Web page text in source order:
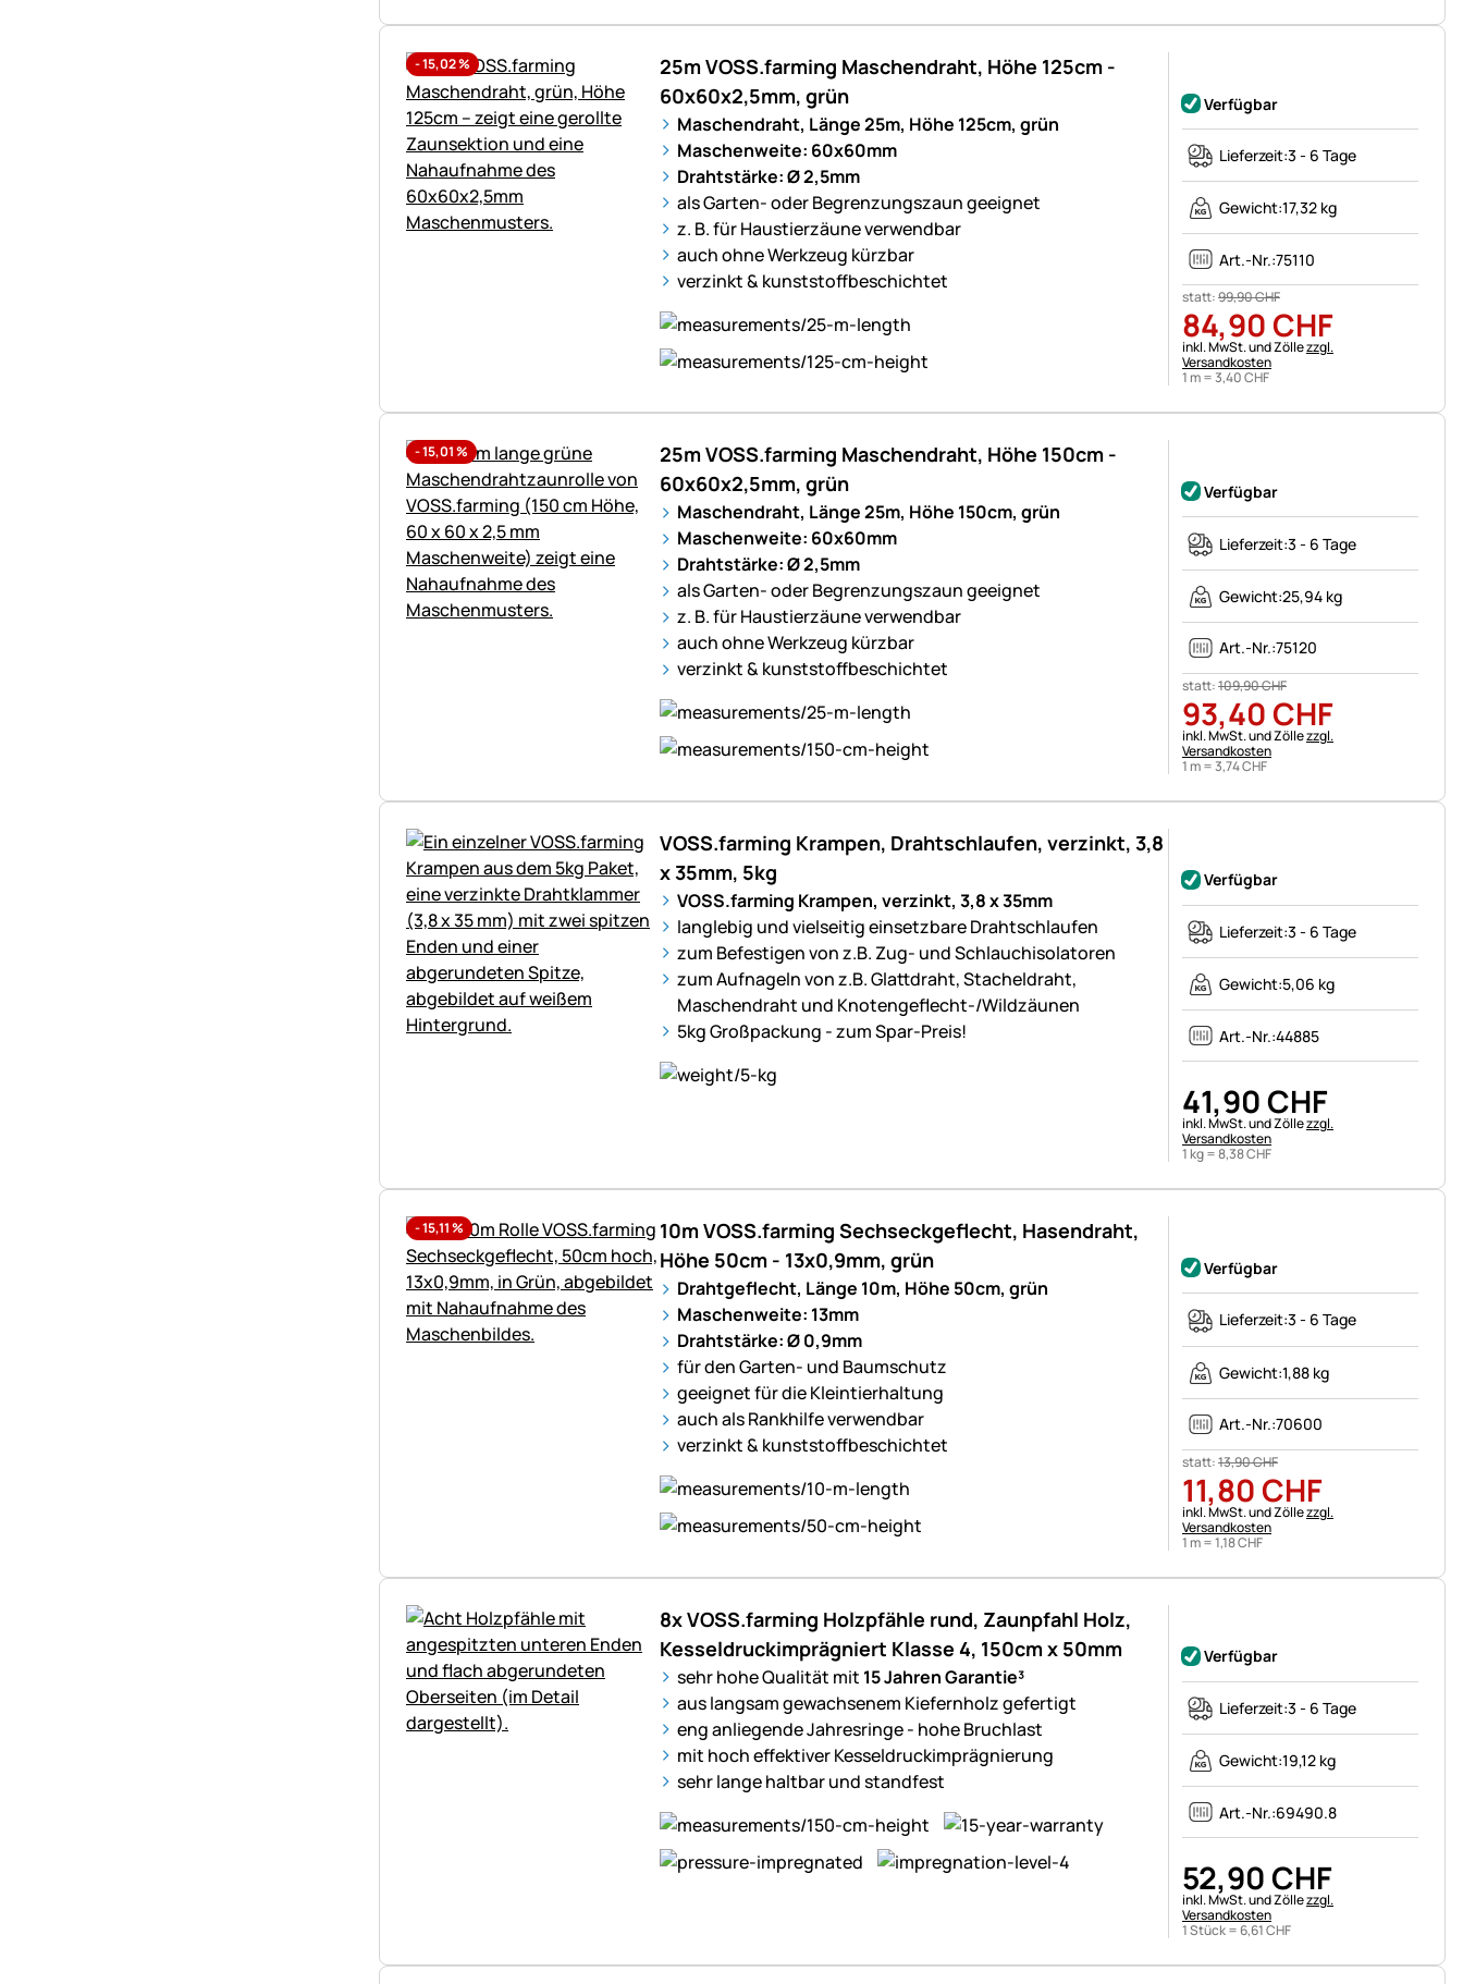
-15,02%
25m VOSS.farming Maschendraht, Höhe 125cm -
60x60x2,5mm, grün
Maschendraht, Länge 25m, Höhe 125cm, grün
Maschenweite: 60x60mm
Drahtstärke: Ø 2,5mm
als Garten- oder Begrenzungszaun geeignet
z. B. für Haustierzäune verwendbar
auch ohne Werkzeug kürzbar
verzinkt & kunststoffbeschichtet
Verfügbar
Lieferzeit:3 - 6 Tage
Gewicht:17,32 kg
Art.-Nr.:75110
statt:99,90CHF
84,90CHF
Steuerhinweis:
inkl. MwSt. und Zöllezzgl.
Versandkosten
1 m =3,40CHF
-15,01%
25m VOSS.farming Maschendraht, Höhe 150cm -
60x60x2,5mm, grün
Maschendraht, Länge 25m, Höhe 150cm, grün
Maschenweite: 60x60mm
Drahtstärke: Ø 2,5mm
als Garten- oder Begrenzungszaun geeignet
z. B. für Haustierzäune verwendbar
auch ohne Werkzeug kürzbar
verzinkt & kunststoffbeschichtet
Verfügbar
Lieferzeit:3 - 6 Tage
Gewicht:25,94 kg
Art.-Nr.:75120
statt:109,90CHF
93,40CHF
Steuerhinweis:
inkl. MwSt. und Zöllezzgl.
Versandkosten
1 m =3,74CHF
VOSS.farming Krampen, Drahtschlaufen, verzinkt, 3,8
x 35mm, 5kg
VOSS.farming Krampen, verzinkt, 3,8 x 35mm
langlebig und vielseitig einsetzbare Drahtschlaufen
zum Befestigen von z.B. Zug- und Schlauchisolatoren
zum Aufnageln von z.B. Glattdraht, Stacheldraht,
Maschendraht und Knotengeflecht-/Wildzäunen
5kg Großpackung - zum Spar-Preis!
Verfügbar
Lieferzeit:3 - 6 Tage
Gewicht:5,06 kg
Art.-Nr.:44885
41,90CHF
Steuerhinweis:
inkl. MwSt. und Zöllezzgl.
Versandkosten
1 kg =8,38CHF
-15,11%
10m VOSS.farming Sechseckgeflecht, Hasendraht,
Höhe 50cm - 13x0,9mm, grün
Drahtgeflecht, Länge 10m, Höhe 50cm, grün
Maschenweite: 13mm
Drahtstärke: Ø 0,9mm
für den Garten- und Baumschutz
geeignet für die Kleintierhaltung
auch als Rankhilfe verwendbar
verzinkt & kunststoffbeschichtet
Verfügbar
Lieferzeit:3 - 6 Tage
Gewicht:1,88 kg
Art.-Nr.:70600
statt:13,90CHF
11,80CHF
Steuerhinweis:
inkl. MwSt. und Zöllezzgl.
Versandkosten
1 m =1,18CHF
8x VOSS.farming Holzpfähle rund, Zaunpfahl Holz,
Kesseldruckimprägniert Klasse 4, 150cm x 50mm
sehr hohe Qualität mit 15 Jahren Garantie³
aus langsam gewachsenem Kiefernholz gefertigt
eng anliegende Jahresringe - hohe Bruchlast
mit hoch effektiver Kesseldruckimprägnierung
sehr lange haltbar und standfest
Verfügbar
Lieferzeit:3 - 6 Tage
Gewicht:19,12 kg
Art.-Nr.:69490.8
52,90CHF
Steuerhinweis:
inkl. MwSt. und Zöllezzgl.
Versandkosten
1 Stück = 6,61CHF